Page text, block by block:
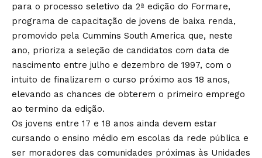
para o processo seletivo da 2ª edição do Formare,
programa de capacitação de jovens de baixa renda,
promovido pela Cummins South America que, neste
ano, prioriza a seleção de candidatos com data de
nascimento entre julho e dezembro de 1997, com o
intuito de finalizarem o curso próximo aos 18 anos,
elevando as chances de obterem o primeiro emprego
ao termino da edição.
Os jovens entre 17 e 18 anos ainda devem estar
cursando o ensino médio em escolas da rede pública e
ser moradores das comunidades próximas às Unidades